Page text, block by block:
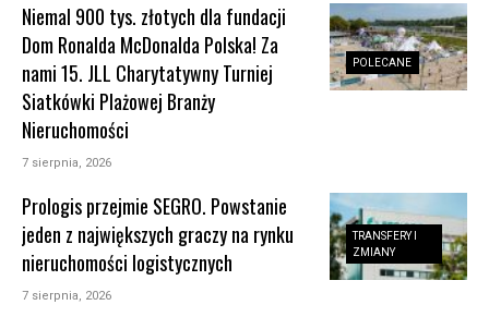
POLECANE
Niemal 900 tys. złotych dla fundacji
Dom Ronalda McDonalda Polska! Za
nami 15. JLL Charytatywny Turniej
Siatkówki Plażowej Branży
Nieruchomości
7 sierpnia, 2026
TRANSFERY I
ZMIANY
Prologis przejmie SEGRO. Powstanie
jeden z największych graczy na rynku
nieruchomości logistycznych
7 sierpnia, 2026